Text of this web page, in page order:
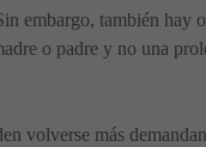
embargo, también hay
o padre y no una
volverse más